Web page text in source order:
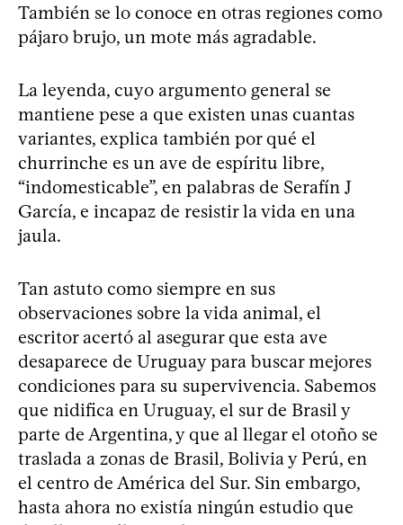
También se lo conoce en otras regiones como
pájaro brujo, un mote más agradable.
La leyenda, cuyo argumento general se
mantiene pese a que existen unas cuantas
variantes, explica también por qué el
churrinche es un ave de espíritu libre,
“indomesticable”, en palabras de Serafín J
García, e incapaz de resistir la vida en una
jaula.
Tan astuto como siempre en sus
observaciones sobre la vida animal, el
escritor acertó al asegurar que esta ave
desaparece de Uruguay para buscar mejores
condiciones para su supervivencia. Sabemos
que nidifica en Uruguay, el sur de Brasil y
parte de Argentina, y que al llegar el otoño se
traslada a zonas de Brasil, Bolivia y Perú, en
el centro de América del Sur. Sin embargo,
hasta ahora no existía ningún estudio que